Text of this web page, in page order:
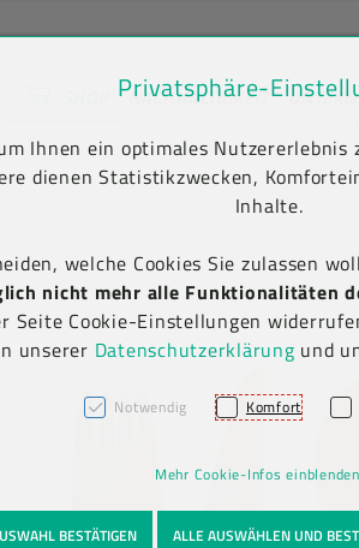
springen [AK + 2]
[AK + 5]
NACHHALTIGKEIT
Detailansicht
Privatsphäre-
Ihnen ein optimales
dienen Statistikzwecken,
Inhalte.
welche Cookies Sie zulassen
nicht mehr alle Funktionalitäten
Seite Cookie-Einstellungen
unserer Datenschutzerklärung und
Notwendig Komfort
Mehr Cookie-Infos einblenden
BESTÄTIGEN ALLE AUSWÄHLEN UND